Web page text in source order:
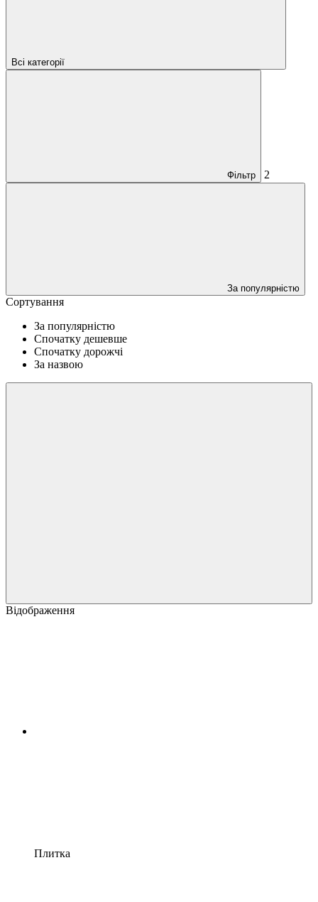
Всі категорії
Фільтр 2
За популярністю
Сортування
За популярністю
Спочатку дешевше
Спочатку дорожчі
За назвою
Відображення
Плитка